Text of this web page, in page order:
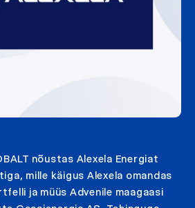
nõustas Alexela Energiat
mille käigus Alexela omandas
ja müüs Advenile maagaasi